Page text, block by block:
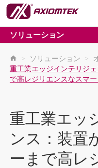
ソリューション
> ソリューション >
重工業エッジインテリジ
で高レジリエンスなスマ
重工業エッ
ンス：装置
ーまで高レ